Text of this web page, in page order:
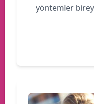
yöntemler